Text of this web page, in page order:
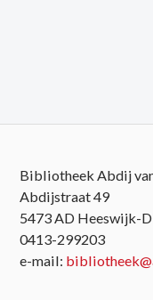
Bibliotheek Abdij
Abdijstraat 49
5473 AD Heeswijk-
0413-299203
e-mail: